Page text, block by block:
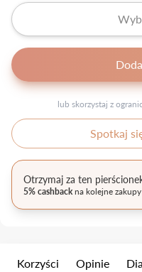
lub skorzystaj z
Spotkaj
Otrzymaj za ten
5% cashbackna kolejne
Korzyści Opinie